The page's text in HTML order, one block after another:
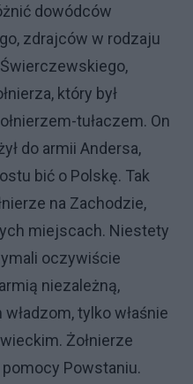
dowódców
zdrajców w rodzaju
który był
tułaczem. On
do armii Andersa,
bić o Polskę. Tak
na Zachodzie,
miejscach. Niestety
oczywiście
niezależną,
tylko właśnie
Żołnierze
Powstaniu.